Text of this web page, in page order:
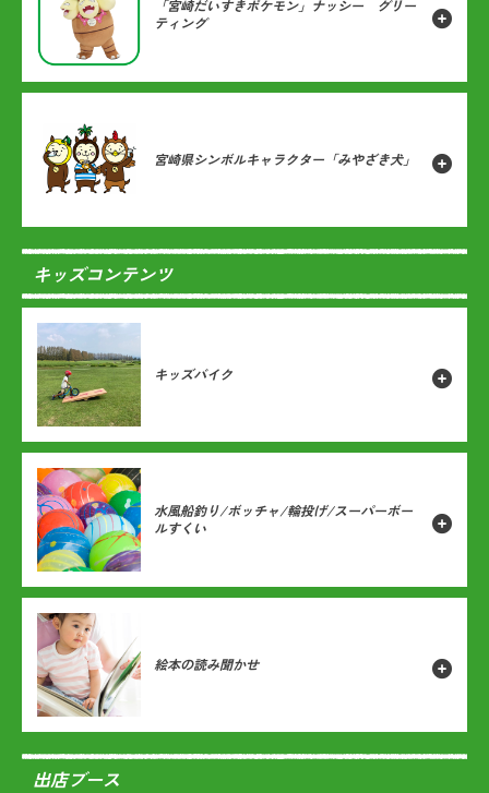
「宮崎だいすきポケモン」ナッシー グリー
ティング
宮崎県シンボルキャラクター「みやざき犬」
キッズコンテンツ
キッズバイク
水風船釣り/ボッチャ/輪投げ/スーパーボー
ルすくい
絵本の読み聞かせ
出店ブース